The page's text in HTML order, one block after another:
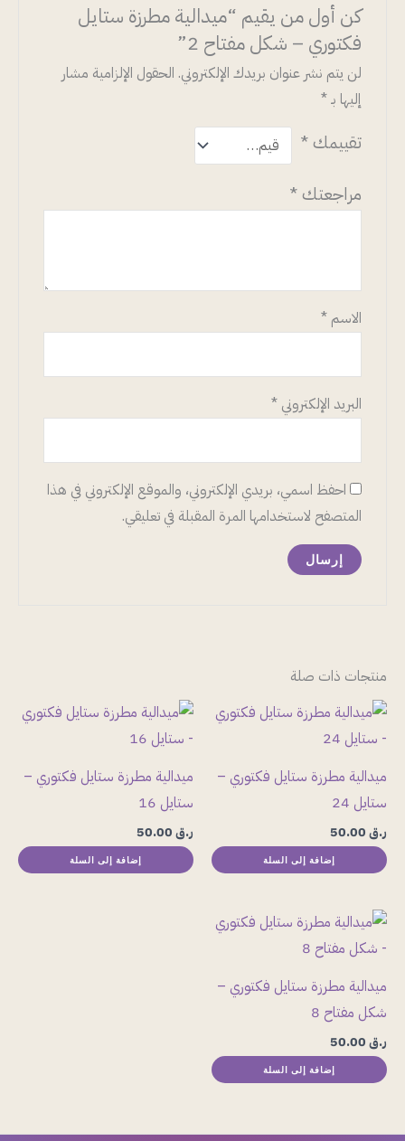
كن أول من يقيم “ميدالية مطرزة ستايل
فكتوري – شكل مفتاح 2”
لن يتم نشر عنوان بريدك الإلكتروني. الحقول الإلزامية مشار
إليها بـ*
تقييمك*
مراجعتك*
الاسم *
البريد الإلكتروني *
احفظ اسمي، بريدي الإلكتروني، والموقع الإلكتروني في هذا
المتصفح لاستخدامها المرة المقبلة في تعليقي.
منتجات ذات صلة
ميدالية مطرزة ستايل فكتوري –
ستايل 24
ر.ق
إضافة إلى السلة
ميدالية مطرزة ستايل فكتوري –
ستايل 16
ر.ق
إضافة إلى السلة
ميدالية مطرزة ستايل فكتوري –
شكل مفتاح 8
ر.ق
إضافة إلى السلة